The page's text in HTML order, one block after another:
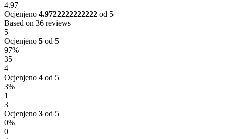
4.97
Ocjenjeno 4.9722222222222 od 5
Based on 36 reviews
5
Ocjenjeno 5 od 5
97%
35
4
Ocjenjeno 4 od 5
3%
1
3
Ocjenjeno 3 od 5
0%
0